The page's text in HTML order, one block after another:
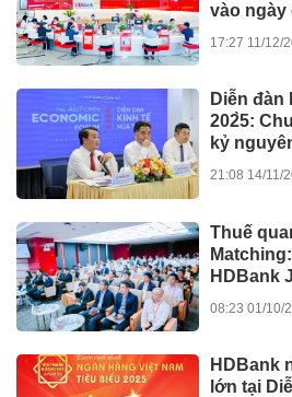
vào
17:27 11/12/
Diễn đàn
202̀5:
kỷ
21:08 14/11/
Thuế
HDBank
08:23 01/10/
HDBank
lớn tại